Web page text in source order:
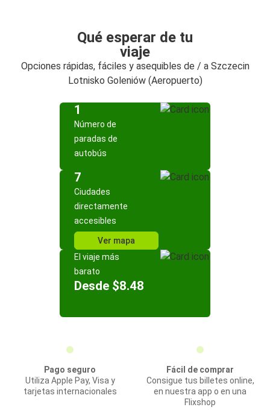
Qué esperar de tu
viaje
Opciones rápidas, fáciles y asequibles de / a Szczecin
Lotnisko Goleniów (Aeropuerto)
1
Número de
paradas de
autobús
7
Ciudades
directamente
accesibles
Ver mapa
El viaje más
barato
Desde $8.48
Pago seguro
Utiliza Apple Pay, Visa y
tarjetas internacionales
Fácil de comprar
Consigue tus billetes online,
en nuestra app o en una
Flixshop